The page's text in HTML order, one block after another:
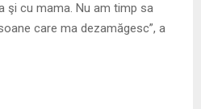
şi cu mama. Nu am timp sa
care ma dezamăgesc”, a